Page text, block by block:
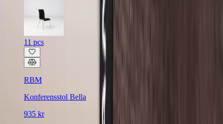
11 pcs
RBM
Konferensstol Bella
935 kr